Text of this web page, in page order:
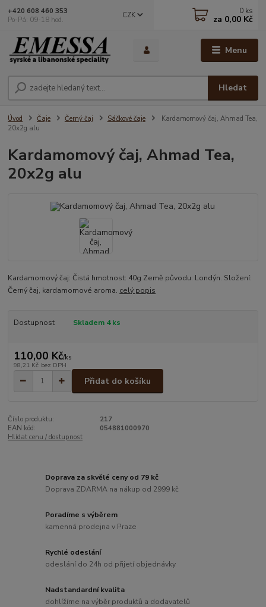
Menu
CZK
Hledat
+420 608 460 353
Po-Pá: 09-18 hod.
0 ks
za 0,00 Kč
Úvod Čaje Černý čaj Sáčkové čaje
Kardamomový čaj, Ahmad Tea,
20x2g alu
Kardamomový čaj, Ahmad Tea,
20x2g alu
Kardamomový čaj: Čistá hmotnost: 40g Země původu: Londýn. Složení:
Černý čaj, kardamomové aroma. celý popis
Dostupnost Skladem 4 ks
110,00 Kč/ks
98,21 Kč bez DPH
Přidat do košíku
Číslo produktu:
217
EAN kód:
054881000970
Hlídat cenu / dostupnost
Doprava za skvělé ceny od 79 kč
Doprava ZDARMA na nákup od 2999 kč
Poradíme s výběrem
kamenná prodejna v Praze
Rychlé odeslání
odeslání do 24h od přijetí objednávky
Nadstandardní kvalita
dohlížíme na výběr produktů a dodavatelů